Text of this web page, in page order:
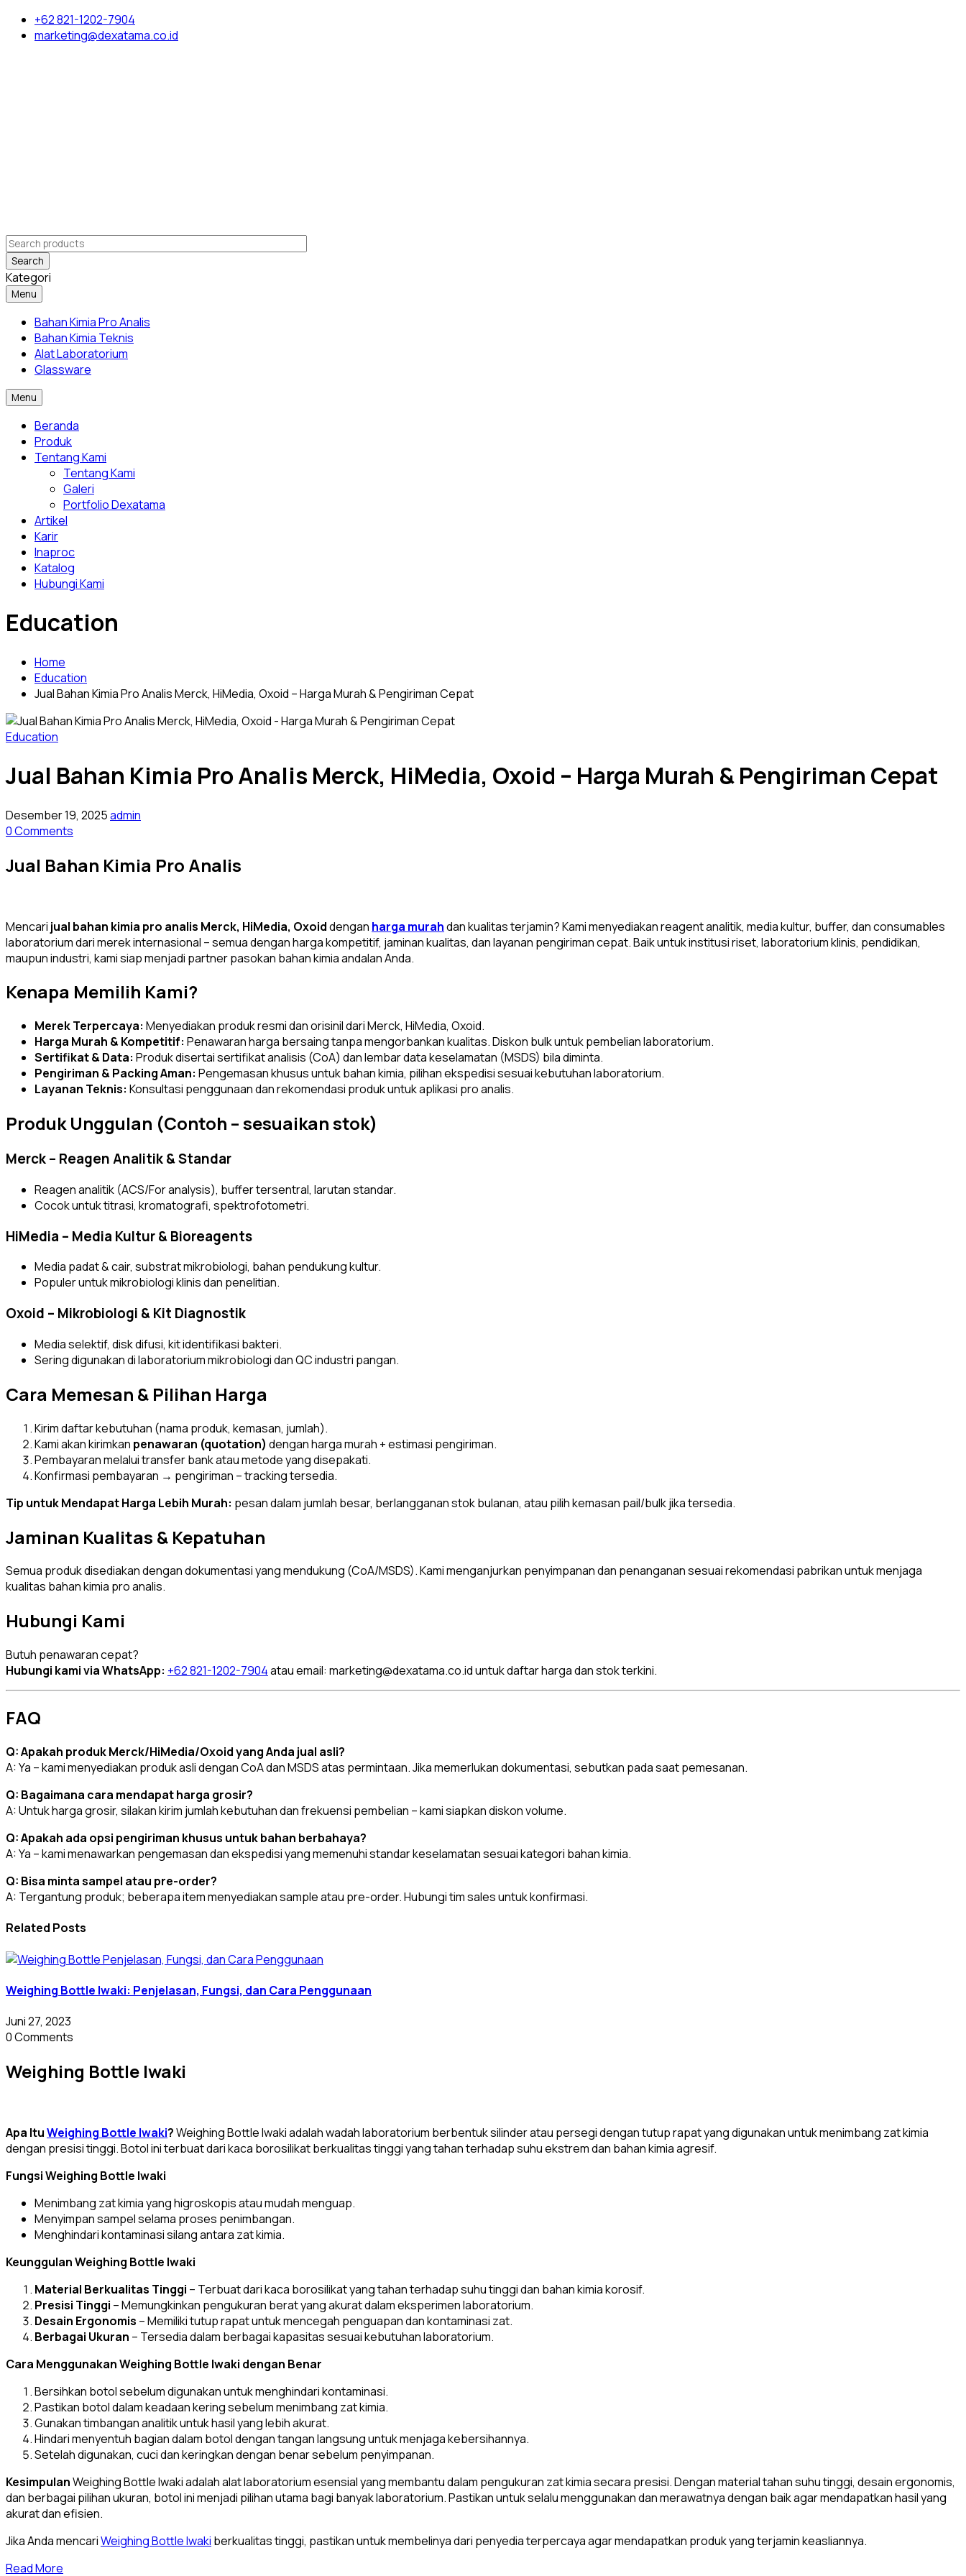
+62 821-1202-7904
marketing@dexatama.co.id
Search
Kategori
Menu
Bahan Kimia Pro Analis
Bahan Kimia Teknis
Alat Laboratorium
Glassware
Menu
Beranda
Produk
Tentang Kami
Tentang Kami
Galeri
Portfolio Dexatama
Artikel
Karir
Inaproc
Katalog
Hubungi Kami
Education
Home
Education
Jual Bahan Kimia Pro Analis Merck, HiMedia, Oxoid – Harga Murah & Pengiriman Cepat
Education
Jual Bahan Kimia Pro Analis Merck, HiMedia, Oxoid – Harga Murah & Pengiriman Cepat
Desember 19, 2025admin
0 Comments
Jual Bahan Kimia Pro Analis
Mencari jual bahan kimia pro analis Merck, HiMedia, Oxoiddengan harga murahdan kualitas terjamin? Kami menyediakan reagent analitik, media kultur, buffer, dan consumables
laboratorium dari merek internasional – semua dengan harga kompetitif, jaminan kualitas, dan layanan pengiriman cepat. Baik untuk institusi riset, laboratorium klinis, pendidikan,
maupun industri, kami siap menjadi partner pasokan bahan kimia andalan Anda.
Kenapa Memilih Kami?
Merek Terpercaya: Menyediakan produk resmi dan orisinil dari Merck, HiMedia, Oxoid.
Harga Murah & Kompetitif: Penawaran harga bersaing tanpa mengorbankan kualitas. Diskon bulk untuk pembelian laboratorium.
Sertifikat & Data: Produk disertai sertifikat analisis (CoA) dan lembar data keselamatan (MSDS) bila diminta.
Pengiriman & Packing Aman: Pengemasan khusus untuk bahan kimia, pilihan ekspedisi sesuai kebutuhan laboratorium.
Layanan Teknis: Konsultasi penggunaan dan rekomendasi produk untuk aplikasi pro analis.
Produk Unggulan (Contoh – sesuaikan stok)
Merck – Reagen Analitik & Standar
Reagen analitik (ACS/For analysis), buffer tersentral, larutan standar.
Cocok untuk titrasi, kromatografi, spektrofotometri.
HiMedia – Media Kultur & Bioreagents
Media padat & cair, substrat mikrobiologi, bahan pendukung kultur.
Populer untuk mikrobiologi klinis dan penelitian.
Oxoid – Mikrobiologi & Kit Diagnostik
Media selektif, disk difusi, kit identifikasi bakteri.
Sering digunakan di laboratorium mikrobiologi dan QC industri pangan.
Cara Memesan & Pilihan Harga
Kirim daftar kebutuhan (nama produk, kemasan, jumlah).
Kami akan kirimkan penawaran (quotation) dengan harga murah + estimasi pengiriman.
Pembayaran melalui transfer bank atau metode yang disepakati.
Konfirmasi pembayaran → pengiriman – tracking tersedia.
Tip untuk Mendapat Harga Lebih Murah: pesan dalam jumlah besar, berlangganan stok bulanan, atau pilih kemasan pail/bulk jika tersedia.
Jaminan Kualitas & Kepatuhan
Semua produk disediakan dengan dokumentasi yang mendukung (CoA/MSDS). Kami menganjurkan penyimpanan dan penanganan sesuai rekomendasi pabrikan untuk menjaga
kualitas bahan kimia pro analis.
Hubungi Kami
Butuh penawaran cepat?
Hubungi kami via WhatsApp: +62 821-1202-7904atau email: marketing@dexatama.co.iduntuk daftar harga dan stok terkini.
FAQ
Q: Apakah produk Merck/HiMedia/Oxoid yang Anda jual asli?
A: Ya – kami menyediakan produk asli dengan CoA dan MSDS atas permintaan. Jika memerlukan dokumentasi, sebutkan pada saat pemesanan.
Q: Bagaimana cara mendapat harga grosir?
A: Untuk harga grosir, silakan kirim jumlah kebutuhan dan frekuensi pembelian – kami siapkan diskon volume.
Q: Apakah ada opsi pengiriman khusus untuk bahan berbahaya?
A: Ya – kami menawarkan pengemasan dan ekspedisi yang memenuhi standar keselamatan sesuai kategori bahan kimia.
Q: Bisa minta sampel atau pre-order?
A: Tergantung produk; beberapa item menyediakan sample atau pre-order. Hubungi tim sales untuk konfirmasi.
Related Posts
Weighing Bottle Iwaki: Penjelasan, Fungsi, dan Cara Penggunaan
Juni 27, 2023
0 Comments
Weighing Bottle Iwaki
Apa ItuWeighing Bottle Iwaki?Weighing Bottle Iwaki adalah wadah laboratorium berbentuk silinder atau persegi dengan tutup rapat yang digunakan untuk menimbang zat kimia
dengan presisi tinggi. Botol ini terbuat dari kaca borosilikat berkualitas tinggi yang tahan terhadap suhu ekstrem dan bahan kimia agresif.
Fungsi Weighing Bottle Iwaki
Menimbang zat kimia yang higroskopis atau mudah menguap.
Menyimpan sampel selama proses penimbangan.
Menghindari kontaminasi silang antara zat kimia.
Keunggulan Weighing Bottle Iwaki
Material Berkualitas Tinggi – Terbuat dari kaca borosilikat yang tahan terhadap suhu tinggi dan bahan kimia korosif.
Presisi Tinggi – Memungkinkan pengukuran berat yang akurat dalam eksperimen laboratorium.
Desain Ergonomis – Memiliki tutup rapat untuk mencegah penguapan dan kontaminasi zat.
Berbagai Ukuran – Tersedia dalam berbagai kapasitas sesuai kebutuhan laboratorium.
Cara Menggunakan Weighing Bottle Iwaki dengan Benar
Bersihkan botol sebelum digunakan untuk menghindari kontaminasi.
Pastikan botol dalam keadaan kering sebelum menimbang zat kimia.
Gunakan timbangan analitik untuk hasil yang lebih akurat.
Hindari menyentuh bagian dalam botol dengan tangan langsung untuk menjaga kebersihannya.
Setelah digunakan, cuci dan keringkan dengan benar sebelum penyimpanan.
KesimpulanWeighing Bottle Iwaki adalah alat laboratorium esensial yang membantu dalam pengukuran zat kimia secara presisi. Dengan material tahan suhu tinggi, desain ergonomis,
dan berbagai pilihan ukuran, botol ini menjadi pilihan utama bagi banyak laboratorium. Pastikan untuk selalu menggunakan dan merawatnya dengan baik agar mendapatkan hasil yang
akurat dan efisien.
Jika Anda mencariWeighing Bottle Iwaki berkualitas tinggi, pastikan untuk membelinya dari penyedia terpercaya agar mendapatkan produk yang terjamin keasliannya.
Read More